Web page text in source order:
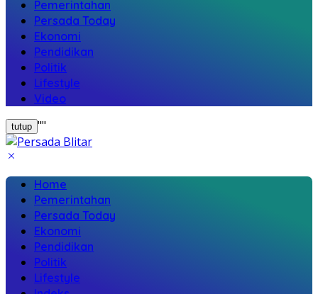
Pemerintahan
Persada Today
Ekonomi
Pendidikan
Politik
Lifestyle
Video
tutup ""
Home
Pemerintahan
Persada Today
Ekonomi
Pendidikan
Politik
Lifestyle